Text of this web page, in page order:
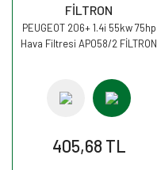
FİLTRON
PEUGEOT 206+ 1.4i 55kw 75hp
Hava Filtresi AP058/2 FİLTRON
405,68 TL